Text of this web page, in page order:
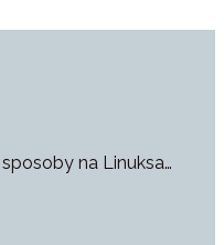
na Linuksa…